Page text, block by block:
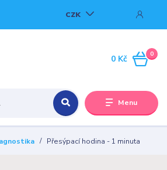
Menu
CZK
0
0 Kč
Přesýpací hodina - 1 minuta